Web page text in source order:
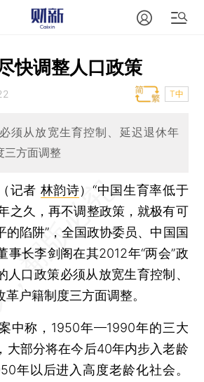
快调整人口政策
T中
须从放宽生育控制、延迟退休年
三方面调整
记者 林韵诗）“中国生育率低于
之久，再不调整政策，就极有可
的陷阱”，全国政协委员、中国国
事长李剑阁在其2012年“两会”政
人口政策必须从放宽生育控制、
户籍制度三方面调整。
称，1950年—1990年的三大
大部分将在今后40年内步入老龄
年以后进入高度老龄化社会。